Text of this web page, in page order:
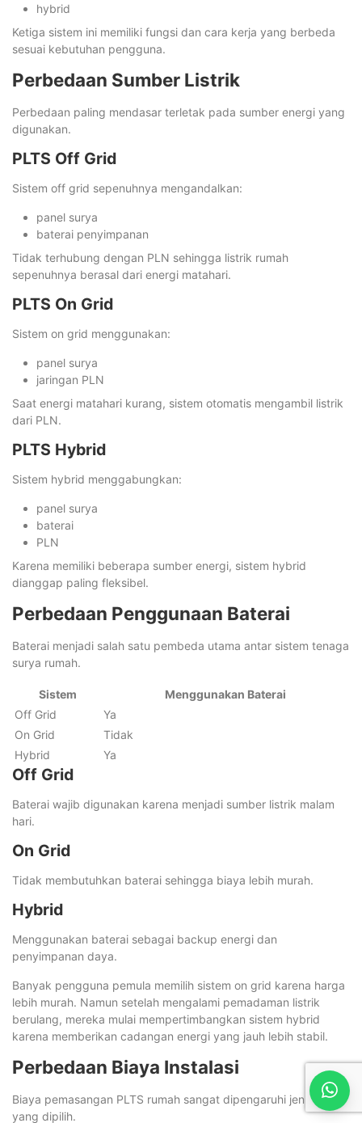
hybrid
Ketiga sistem ini memiliki fungsi dan cara kerja yang berbeda
sesuai kebutuhan pengguna.
Perbedaan Sumber Listrik
Perbedaan paling mendasar terletak pada sumber energi yang
digunakan.
PLTS Off Grid
Sistem off grid sepenuhnya mengandalkan:
panel surya
baterai penyimpanan
Tidak terhubung dengan PLN sehingga listrik rumah
sepenuhnya berasal dari energi matahari.
PLTS On Grid
Sistem on grid menggunakan:
panel surya
jaringan PLN
Saat energi matahari kurang, sistem otomatis mengambil listrik
dari PLN.
PLTS Hybrid
Sistem hybrid menggabungkan:
panel surya
baterai
PLN
Karena memiliki beberapa sumber energi, sistem hybrid
dianggap paling fleksibel.
Perbedaan Penggunaan Baterai
Baterai menjadi salah satu pembeda utama antar sistem tenaga
surya rumah.
Sistem
Menggunakan Baterai
Off Grid
Ya
On Grid
Tidak
Hybrid
Ya
Off Grid
Baterai wajib digunakan karena menjadi sumber listrik malam
hari.
On Grid
Tidak membutuhkan baterai sehingga biaya lebih murah.
Hybrid
Menggunakan baterai sebagai backup energi dan
penyimpanan daya.
Banyak pengguna pemula memilih sistem on grid karena harga
lebih murah. Namun setelah mengalami pemadaman listrik
berulang, mereka mulai mempertimbangkan sistem hybrid
karena memberikan cadangan energi yang jauh lebih stabil.
Perbedaan Biaya Instalasi
Biaya pemasangan PLTS rumah sangat dipengaruhi jenis sistem
yang dipilih.